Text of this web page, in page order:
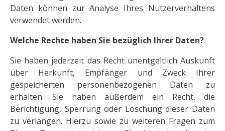
Daten können zur Analyse Ihres Nutzerverhaltens
verwendet werden.
Welche Rechte haben Sie bezüglich Ihrer Daten?
Sie haben jederzeit das Recht unentgeltlich Auskunft
über Herkunft, Empfänger und Zweck Ihrer
gespeicherten personenbezogenen Daten zu
erhalten. Sie haben außerdem ein Recht, die
Berichtigung, Sperrung oder Löschung dieser Daten
zu verlangen. Hierzu sowie zu weiteren Fragen zum